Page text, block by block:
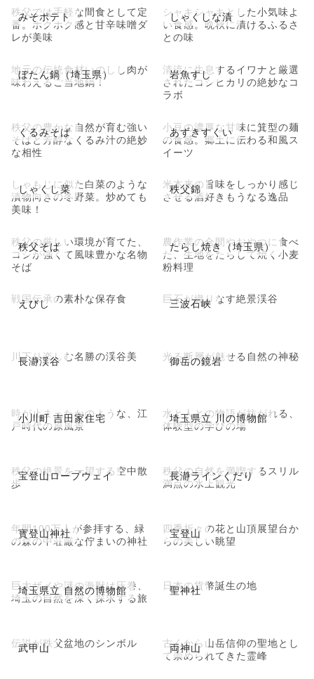
みそポテト
秩父では手軽な間食として定
番。ホクホク感と甘辛味噌ダ
レが美味
しゃくしな漬
シャキシャキとした小気味よ
い食感。晩秋に漬けるふるさ
との味
ぼたん鍋（埼玉県）
地元の伝統食材いのしし肉が
味わえるご当地鍋！
岩魚すし
清流に生息するイワナと厳選
されたコシヒカリの絶妙なコ
ラボ
くるみそば
秩父の豊かな自然が育む強い
そばと芳醇なくるみ汁の絶妙
な相性
あずきすくい
小豆の濃厚な甘味に箕型の麺
の食感。郷土に伝わる和風ス
イーツ
しゃくし菜
しゃもじに似た白菜のような
漬物向きの冬野菜。炒めても
美味！
秩父錦
米本来の旨味をしっかり感じ
させる酒好きもうなる逸品
秩父そば
秩父の厳しい環境が育てた、
コシが強くて風味豊かな名物
そば
たらし焼き（埼玉県）
農作業の合間やおやつに食べ
た、生地をたらして焼く小麦
粉料理
えびし
戦国伝承の素朴な保存食 三波石峡
巨石が織りなす絶景渓谷
長瀞渓谷
川下り楽しむ名勝の渓谷美 御岳の鏡岩
光る断層が魅せる自然の神秘
小川町 吉田家住宅
時が止まったかのような、江
戸時代の原風景
埼玉県立 川の博物館
水と人との物語が紡がれる、
体験型の学びの場
宝登山ロープウェイ
秩父の絶景を一望する空中散
歩
長瀞ラインくだり
秩父の自然を満喫するスリル
満点の水上観光
寳登山神社
年間100万人が参拝する、緑
の森の中荘厳な佇まいの神社
宝登山
四季折々の花と山頂展望台か
らの美しい眺望
埼玉県立 自然の博物館
巨大ザメや謎の海獣は圧巻、
埼玉の自然を深く探求する旅
聖神社
日本の貨幣誕生の地
武甲山
伝説が秩父盆地のシンボル 両神山
古くから山岳信仰の聖地とし
て崇められてきた霊峰